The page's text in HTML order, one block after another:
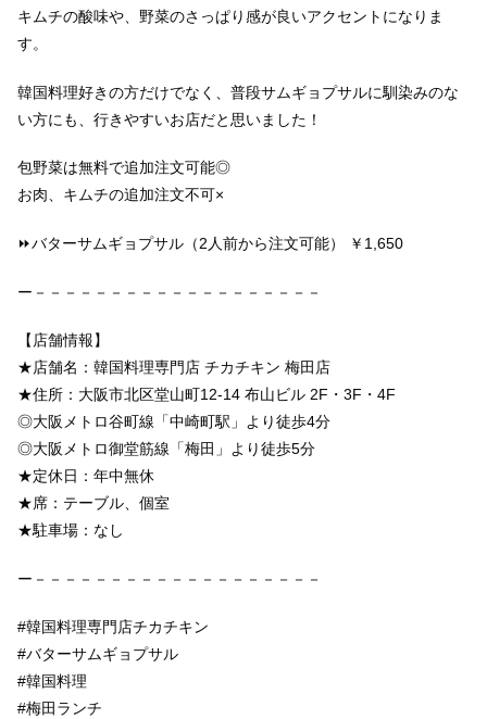
キムチの酸味や、野菜のさっぱり感が良いアクセントになりま
す。
韓国料理好きの方だけでなく、普段サムギョプサルに馴染みのな
い方にも、行きやすいお店だと思いました！
包野菜は無料で追加注文可能◎
お肉、キムチの追加注文不可×
⏩バターサムギョプサル（2人前から注文可能） ￥1,650
ー－－－－－－－－－－－－－－－－－－－
【店舗情報】
★店舗名：韓国料理専門店 チカチキン 梅田店
★住所：大阪市北区堂山町12-14 布山ビル 2F・3F・4F
◎大阪メトロ谷町線「中崎町駅」より徒歩4分
◎大阪メトロ御堂筋線「梅田」より徒歩5分
★定休日：年中無休
★席：テーブル、個室
★駐車場：なし
ー－－－－－－－－－－－－－－－－－－－
#韓国料理専門店チカチキン
#バターサムギョプサル
#韓国料理
#梅田ランチ